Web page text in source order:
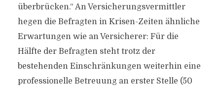
überbrücken.“ An Versicherungsvermittler
hegen die Befragten in Krisen-Zeiten ähnliche
Erwartungen wie an Versicherer: Für die
Hälfte der Befragten steht trotz der
bestehenden Einschränkungen weiterhin eine
professionelle Betreuung an erster Stelle (50